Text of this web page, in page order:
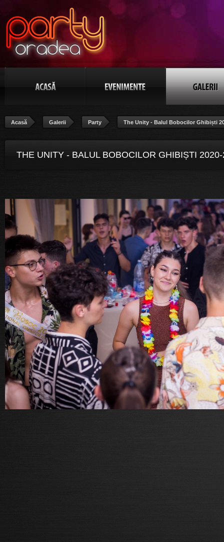
Acasă Galerii Party The Unity - Balul Bobocilor Ghibiști
THE UNITY - BALUL BOBOCILOR GHIBIȘTI